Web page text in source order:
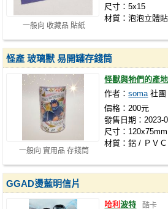
一般向 收藏品 貼紙
尺寸：5x15
材質：泡泡立體
一般向 實用品 存錢筒
怪產 玻璃獸 易開罐存錢筒
怪獸與牠們的產地
作者：soma 社團
價格：200元
發售日期：2023-
尺寸：120x75mm
材質：鋁 / ＰＶＣ
GGAD燙藍明信片
哈利波特 酷卡